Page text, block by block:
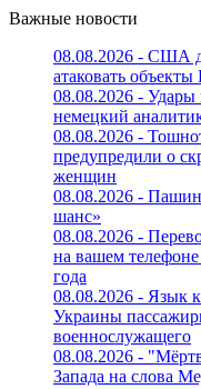
Важные новости
08.08.2026 - США
атаковать
08.08.2026 -
немецкий
08.08.2026 -
предупредили о
женщин
08.08.2026 -
шанс»
08.08.2026 -
на вашем
года
08.08.2026 - Язык
Украины
военнослужащего
08.08.2026 -
Запада на слова